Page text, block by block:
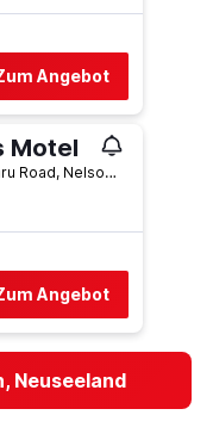
Angebot
Motel
5 Paru Paru Road, Nelson, Neuseeland
Angebot
Neuseeland